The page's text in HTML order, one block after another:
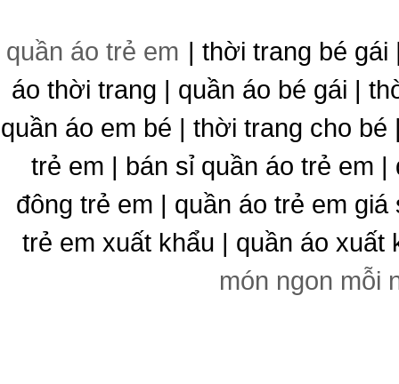
quần áo trẻ em | thời trang bé gái
áo thời trang | quần áo bé gái |
quần áo em bé | thời trang cho
trẻ em | bán sỉ quần áo trẻ em
đông trẻ em | quần áo trẻ em
trẻ em xuất khẩu | quần áo xuất
món ngon mỗi